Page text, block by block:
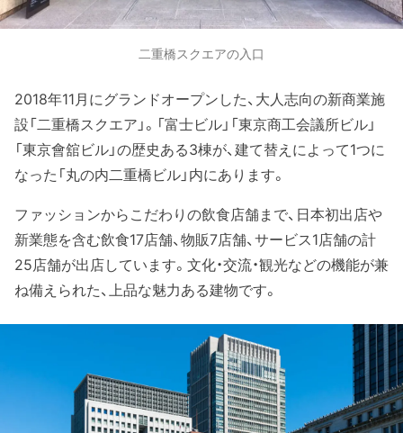
二重橋スクエアの入口
2018年11月にグランドオープンした、大人志向の新商業施
設「二重橋スクエア」。「富士ビル」「東京商工会議所ビル」
「東京會舘ビル」の歴史ある3棟が、建て替えによって1つに
なった「丸の内二重橋ビル」内にあります。
ファッションからこだわりの飲食店舗まで、日本初出店や
新業態を含む飲食17店舗、物販7店舗、サービス1店舗の計
25店舗が出店しています。文化・交流・観光などの機能が兼
ね備えられた、上品な魅力ある建物です。